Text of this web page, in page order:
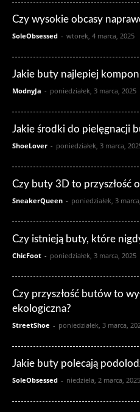
Czy wysokie obcasy
SoleObsessed - wtorek, 4 marca, 2025
Jakie buty najlepiej
ModnyJa - poniedziałek, 3 marca, 2025
Jakie środki do pielęgnacji
ShoeLover - poniedziałek, 3 marca,
Czy buty 3D to przyszłość
SneakerQueen - poniedziałek, 3
Czy istnieją buty, które
ChicFoot - poniedziałek, 3 marca, 2025
Czy przyszłość butów to
ekologiczna?
StreetShoe - poniedziałek, 3 marca,
Jakie buty polecają
SoleObsessed - niedziela, 2 marca, 2025